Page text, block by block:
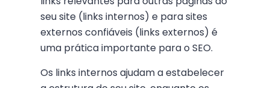
seu site (links internos) e para sites
externos confiáveis (links externos) é
uma prática importante para o SEO.
Os links internos ajudam a estabelecer